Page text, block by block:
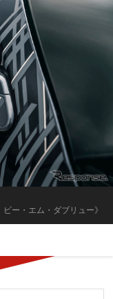
ビー・エム・ダブリュー》